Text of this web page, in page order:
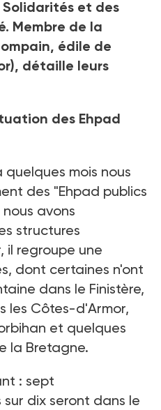
et des
Membre de la
édile de
détaille leurs
des Ehpad
quelques mois nous
des "Ehpad publics
avons
structures
il regroupe une
dont certaines n'ont
dans le Finistère,
les Côtes-d'Armor,
et quelques
la Bretagne.
: sept
dix seront dans le